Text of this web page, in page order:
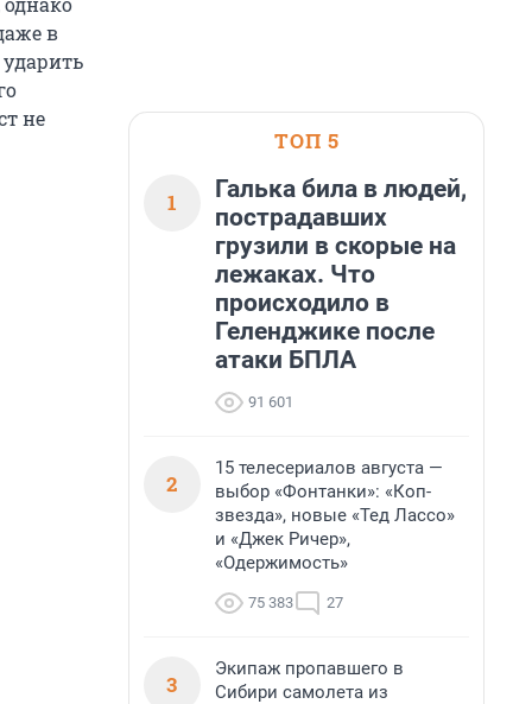
в
не
ТОП 5
1
Галька била в людей,
пострадавших
грузили в скорые на
лежаках. Что
происходило в
Геленджике после
атаки БПЛА
91 601
2
15 телесериалов августа —
выбор «Фонтанки»: «Коп-
звезда», новые «Тед Лассо»
и «Джек Ричер»,
«Одержимость»
75 383 27
3
Экипаж пропавшего в
Сибири самолета из